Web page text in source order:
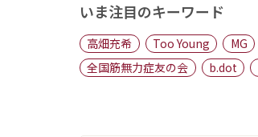
いま注目のキーワード
高畑充希 Too Young MG
全国筋無力症友の会
b.dot